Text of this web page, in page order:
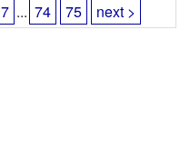
7 ... 74 75 next >